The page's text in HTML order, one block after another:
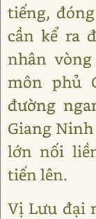
tiếng,
cần kể ra
nhân
môn phủ
đường
Giang
lớn nối
tiến lên.
Vị Lưu đại